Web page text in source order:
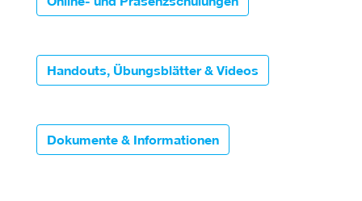
Handouts, Übungsblätter & Videos
Dokumente & Informationen